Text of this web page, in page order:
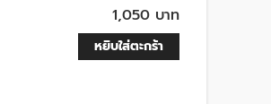
1,050 บาท
หยิบใส่ตะกร้า